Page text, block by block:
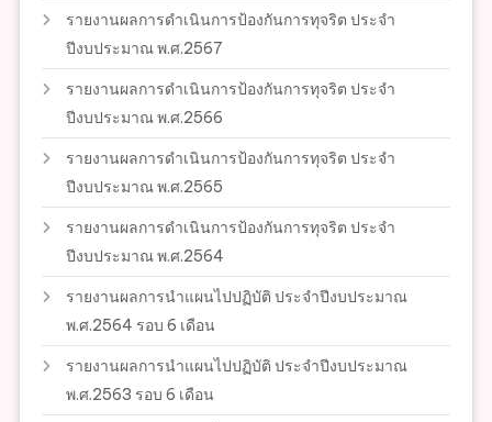
รายงานผลการดำเนินการป้องกันการทุจริต ประจำ
ปีงบประมาณ พ.ศ.2567
รายงานผลการดำเนินการป้องกันการทุจริต ประจำ
ปีงบประมาณ พ.ศ.2566
รายงานผลการดำเนินการป้องกันการทุจริต ประจำ
ปีงบประมาณ พ.ศ.2565
รายงานผลการดำเนินการป้องกันการทุจริต ประจำ
ปีงบประมาณ พ.ศ.2564
รายงานผลการนำแผนไปปฏิบัติ ประจำปีงบประมาณ
พ.ศ.2564 รอบ 6 เดือน
รายงานผลการนำแผนไปปฏิบัติ ประจำปีงบประมาณ
พ.ศ.2563 รอบ 6 เดือน